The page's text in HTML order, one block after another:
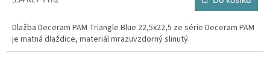
Dlažba Deceram PAM Triangle Blue 22,5x22,5 ze série Deceram PAM
je matná dlaždice, materiál mrazuvzdorný slinutý.